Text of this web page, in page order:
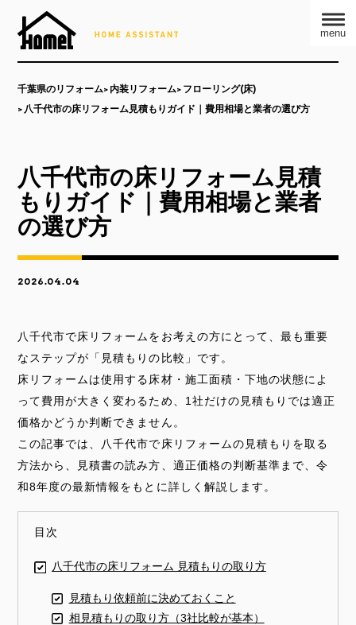
menu
千葉県のリフォーム 内装リフォーム
フローリング(床)
八千代市の床リフォーム見積もりガイド｜費用相場と業者の選び方
八千代市の床リフォーム見積
もりガイド｜費用相場と業者
の選び方
2026.04.04
八千代市で床リフォームをお考えの方にとって、最も重要
なステップが「見積もりの比較」です。
床リフォームは使用する床材・施工面積・下地の状態によ
って費用が大きく変わるため、1社だけの見積もりでは適正
価格かどうか判断できません。
この記事では、八千代市で床リフォームの見積もりを取る
方法から、見積書の読み方、適正価格の判断基準まで、令
和8年度の最新情報をもとに詳しく解説します。
目次
八千代市の床リフォーム 見積もりの取り方
見積もり依頼前に決めておくこと
相見積もりの取り方（3社比較が基本）